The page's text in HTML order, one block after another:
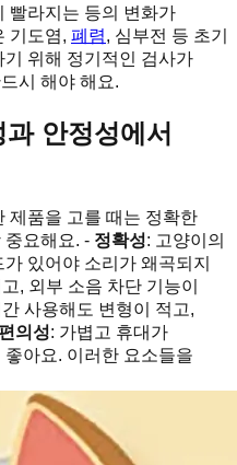
빨라지는 등의 변화가
기도염, 폐렴, 심부전 등 초기
위해 정기적인 검사가
시 해야 해요.
안정성에서
제품을 고를 때는 정확한
중요해요. - 정확성: 고양이의
있어야 소리가 왜곡되지
, 외부 소음 차단 기능이
사용해도 변형이 적고,
의성: 가볍고 휴대가
아요. 이러한 요소들을